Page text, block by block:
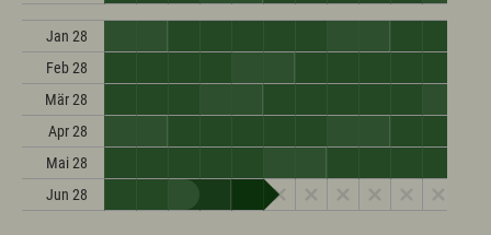
Jan 28
Feb 28
Mär 28
Apr 28
Mai 28
Jun 28